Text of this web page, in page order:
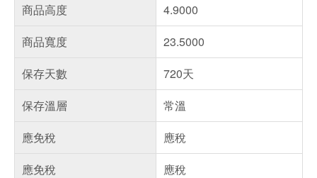
商品高度
4.9000
商品寬度
23.5000
保存天數
720天
保存溫層
常溫
應免稅
應稅
應免稅
應稅